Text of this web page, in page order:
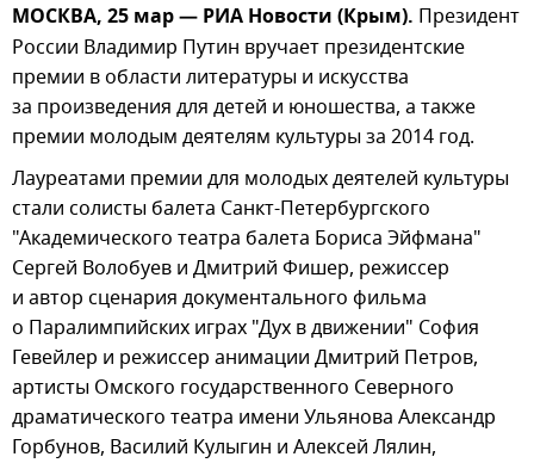
МОСКВА, 25 мар — РИА Новости (Крым). Президент
России Владимир Путин вручает президентские
премии в области литературы и искусства
за произведения для детей и юношества, а также
премии молодым деятелям культуры за 2014 год.
Лауреатами премии для молодых деятелей культуры
стали солисты балета Санкт-Петербургского
"Академического театра балета Бориса Эйфмана"
Сергей Волобуев и Дмитрий Фишер, режиссер
и автор сценария документального фильма
о Паралимпийских играх "Дух в движении" София
Гевейлер и режиссер анимации Дмитрий Петров,
артисты Омского государственного Северного
драматического театра имени Ульянова Александр
Горбунов, Василий Кулыгин и Алексей Лялин,